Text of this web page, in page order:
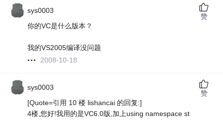
sys0003
你的VC是什么版本？
我的VS2005编译没问题
2008-10-18
赞
sys0003
[Quote=引用 10 楼 lishancai 的回复:]
4楼,您好!我用的是VC6.0版,加上using namespace st
赞